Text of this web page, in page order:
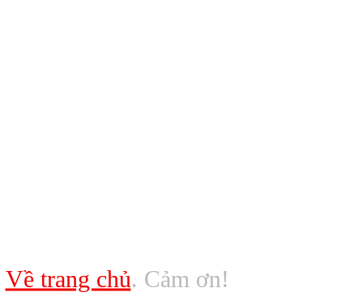
Về trang chủ. Cảm ơn!